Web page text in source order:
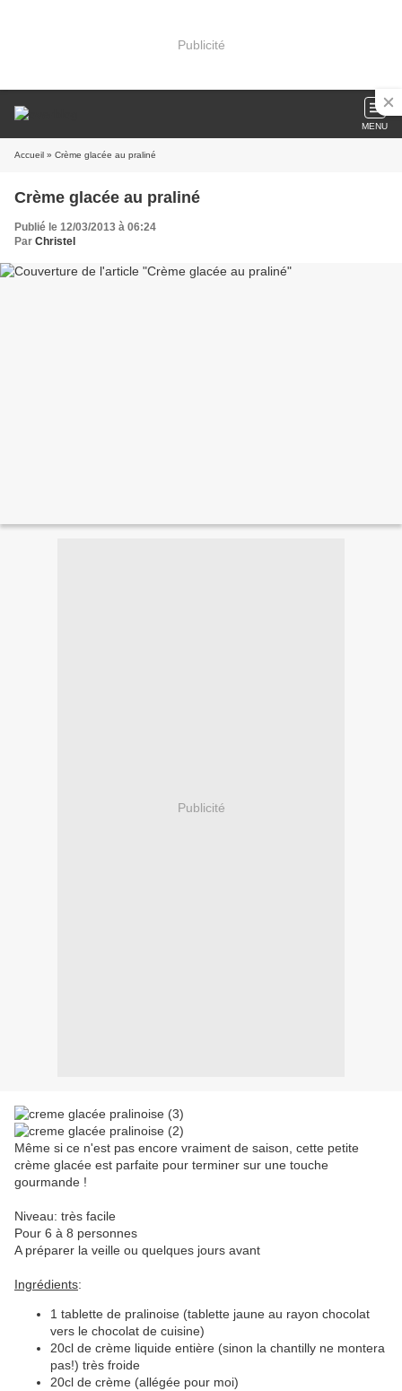
Publicité
MENU
Accueil » Crème glacée au praliné
Crème glacée au praliné
Publié le 12/03/2013 à 06:24
Par Christel
Publicité
Même si ce n'est pas encore vraiment de saison, cette petite
crème glacée est parfaite pour terminer sur une touche
gourmande !
Niveau: très facile
Pour 6 à 8 personnes
A préparer la veille ou quelques jours avant
Ingrédients:
1 tablette de pralinoise (tablette jaune au rayon chocolat
vers le chocolat de cuisine)
20cl de crème liquide entière (sinon la chantilly ne montera
pas!) très froide
20cl de crème (allégée pour moi)